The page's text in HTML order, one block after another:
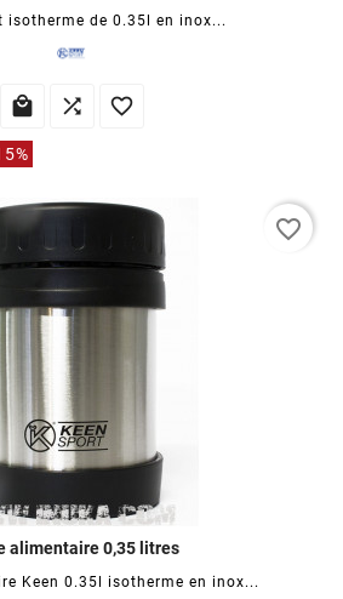
isotherme de 0.35l en inox...
  
alimentaire 0,35 litres
Keen 0.35l isotherme en inox...
favorite_border